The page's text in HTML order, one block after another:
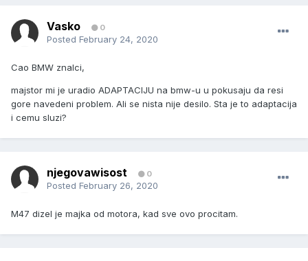
Vasko 0
Posted February 24, 2020
Cao BMW znalci,
majstor mi je uradio ADAPTACIJU na bmw-u u pokusaju da resi
gore navedeni problem. Ali se nista nije desilo. Sta je to adaptacija
i cemu sluzi?
njegovawisost 0
Posted February 26, 2020
M47 dizel je majka od motora, kad sve ovo procitam.